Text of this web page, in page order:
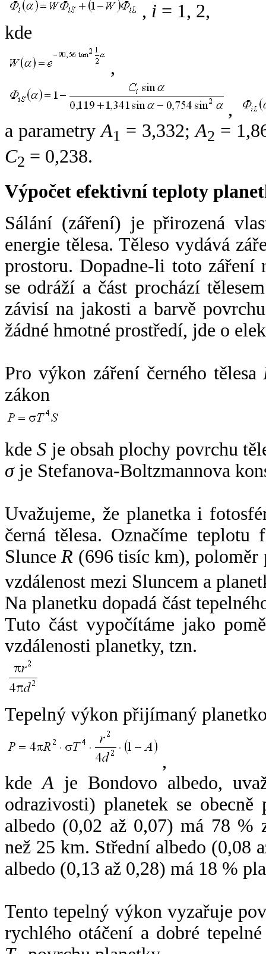
, i = 1, 2,
kde
,
,
a parametryA1 = 3,332;A2 =
C2 = 0,238.
Výpočet efektivní teploty
Sálání (záření) je přirozená
energie tělesa. Těleso vydává
prostoru. Dopadne-li toto záření
se odráží a část prochází
závisí na jakosti a barvě
žádné hmotné prostředí, jde o
Pro výkon záření černého tělesa
zákon
kdeS je obsah plochy povrchu
σje Stefanova-Boltzmannova
Uvažujeme, že planetka i
černá tělesa. Označíme
SlunceR (696 tisíc km),
vzdálenost mezi Sluncem a
Na planetku dopadá část
Tuto část vypočítáme jako
vzdálenosti planetky, tzn.
Tepelný výkon přijímaný
,
kdeA je Bondovo albedo,
odrazivosti) planetek se
albedo (0,02 až 0,07) má 78 %
než 25 km. Střední albedo (0,08
albedo (0,13 až 0,28) má 18 %
Tento tepelný výkon vyzařuje
rychlého otáčení a dobré